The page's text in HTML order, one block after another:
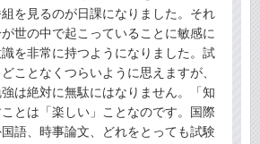
を見るのが日課になりました。それ
世の中で起こっていることに敏感に
を非常に持つようになりました。試
ことなくつらいように思えますが、
は絶対に無駄にはなりません。「知
とは「楽しい」ことなのです。国際
語、時事論文、どれをとっても試験